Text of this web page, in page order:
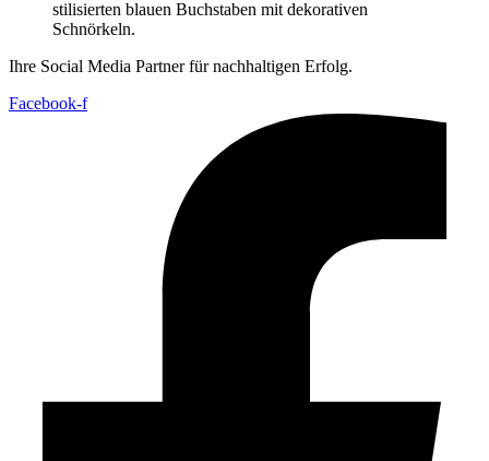
Ihre Social Media Partner für nachhaltigen Erfolg.
Facebook-f